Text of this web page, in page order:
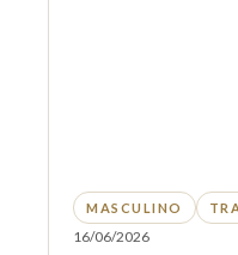
MASCULINO
16/06/2026